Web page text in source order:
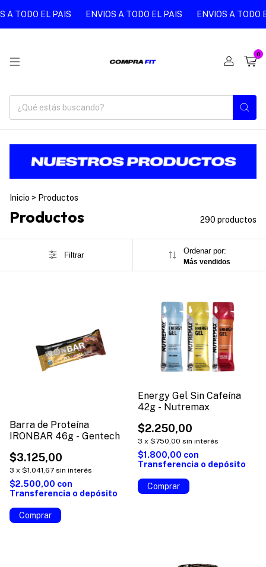
EL PAIS ENVIOS A TODO EL PAIS ENVIOS A TODO EL
0
Inicio > Productos
Productos 290 productos
Filtrar Ordenar por:
Más vendidos
Barra de Proteína
IRONBAR 46g - Gentech
$3.125,00
3 x $1.041,67 sin interés
$2.500,00 con
Transferencia o depósito
Comprar
Energy Gel Sin Cafeína
42g - Nutremax
$2.250,00
3 x $750,00 sin interés
$1.800,00 con
Transferencia o depósito
Comprar